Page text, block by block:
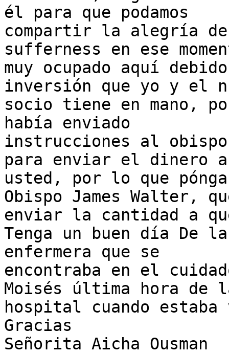
él para que podamos
compartir la alegría
sufferness en ese
muy ocupado aquí
inversión que yo y el
socio tiene en mano,
había enviado
instrucciones al obispo
para enviar el dinero a
usted, por lo que
Obispo James Walter,
enviar la cantidad a
Tenga un buen día De
enfermera que se
encontraba en el
Moisés última hora de
hospital cuando
Gracias
Señorita Aicha Ousman